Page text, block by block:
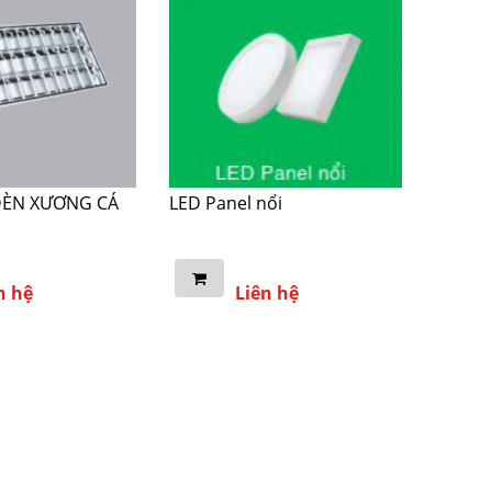
XƯƠNG CÁ
hệ
LED Panel nổi
Liên hệ